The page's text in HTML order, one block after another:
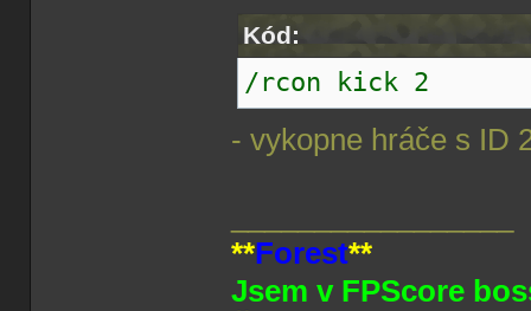
Kód:
/rcon kick 2
- vykopne hráče s ID
**Forest**
Jsem v FPScore